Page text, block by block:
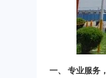
一、 专业服务